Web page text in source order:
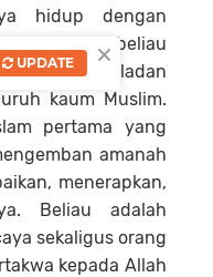
hidup dengan
pernah beliau
teladan
kaum Muslim.
pertama yang
amanah
menerapkan,
Beliau adalah
sekaligus orang
kepada Allah
×
UPDATE